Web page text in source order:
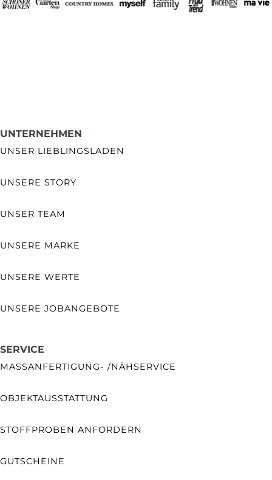
UNTERNEHMEN
UNSER LIEBLINGSLADEN
UNSERE STORY
UNSER TEAM
UNSERE MARKE
UNSERE WERTE
UNSERE JOBANGEBOTE
SERVICE
MASSANFERTIGUNG- /NÄHSERVICE
OBJEKTAUSSTATTUNG
STOFFPROBEN ANFORDERN
GUTSCHEINE